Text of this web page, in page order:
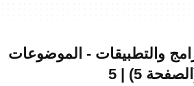
والتطبيقات - الموضوعات
5) | 5